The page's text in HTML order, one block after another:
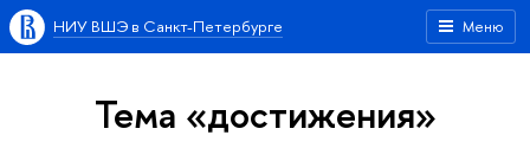
Меню
НИУ ВШЭ в Санкт-Петербурге
Тема «достижения»